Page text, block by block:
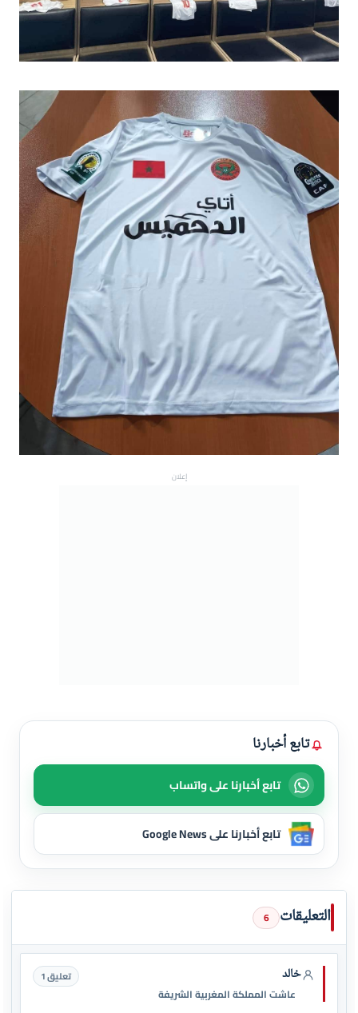
إعلان
تابع أخبارنا
تابع أخبارنا على واتساب
تابع أخبارنا على Google News
التعليقات 6
خالد
عاشت المملكة المغربية الشريفة
تعليق 1